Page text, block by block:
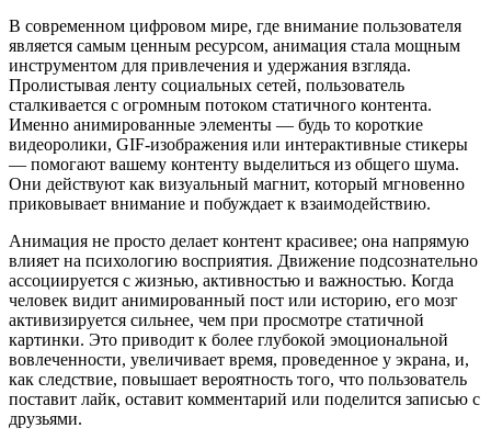
В современном цифровом мире, где внимание пользователя
является самым ценным ресурсом, анимация стала мощным
инструментом для привлечения и удержания взгляда.
Пролистывая ленту социальных сетей, пользователь
сталкивается с огромным потоком статичного контента.
Именно анимированные элементы — будь то короткие
видеоролики, GIF-изображения или интерактивные стикеры
— помогают вашему контенту выделиться из общего шума.
Они действуют как визуальный магнит, который мгновенно
приковывает внимание и побуждает к взаимодействию.
Анимация не просто делает контент красивее; она напрямую
влияет на психологию восприятия. Движение подсознательно
ассоциируется с жизнью, активностью и важностью. Когда
человек видит анимированный пост или историю, его мозг
активизируется сильнее, чем при просмотре статичной
картинки. Это приводит к более глубокой эмоциональной
вовлеченности, увеличивает время, проведенное у экрана, и,
как следствие, повышает вероятность того, что пользователь
поставит лайк, оставит комментарий или поделится записью с
друзьями.